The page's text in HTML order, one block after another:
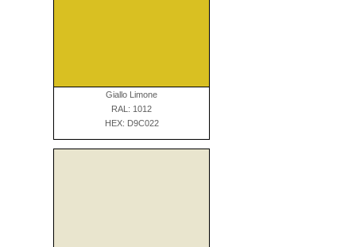
Giallo Limone
RAL: 1012
HEX: D9C022